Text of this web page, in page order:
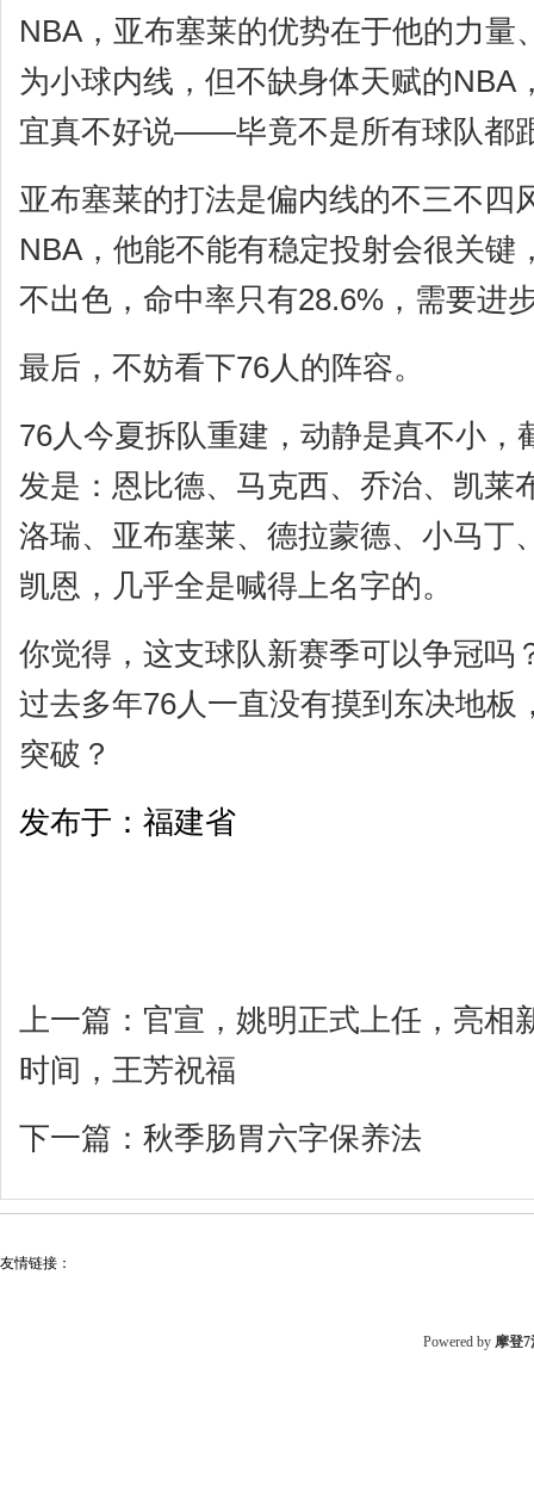
NBA，亚布塞莱的优势在于他的力量
为小球内线，但不缺身体天赋的NBA
宜真不好说——毕竟不是所有球队都
亚布塞莱的打法是偏内线的不三不四
NBA，他能不能有稳定投射会很关键
不出色，命中率只有28.6%，需要进
最后，不妨看下76人的阵容。
76人今夏拆队重建，动静是真不小，
发是：恩比德、马克西、乔治、凯莱
洛瑞、亚布塞莱、德拉蒙德、小马丁
凯恩，几乎全是喊得上名字的。
你觉得，这支球队新赛季可以争冠吗
过去多年76人一直没有摸到东决地板
突破？
发布于：福建省
上一篇： 官宣，姚明正式上任，亮相
时间，王芳祝福
下一篇： 秋季肠胃六字保养法
友情链接：
Powered by 摩登7